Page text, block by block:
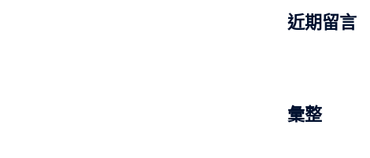
近期留言
彙整